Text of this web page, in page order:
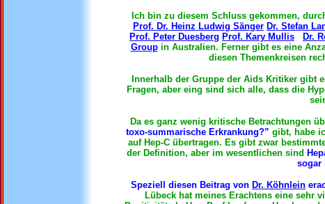
Ich bin zu diesem Schluss gekommen,
Prof. Dr. Heinz Ludwig Sänger Dr. Stefan
Prof. Peter Duesberg Prof. Kary Mullis Dr.
Groupin Australien. Ferner gibt es eine
diesen Themenkreisen
Innerhalb der Gruppe der Aids Kritiker gibt
Fragen, aber eing sind sich alle, dass die
Da es ganz wenig kritische Betrachtungen
toxo-summarische Erkrankung?” gibt, habe
auf Hep-C übertragen. Es gibt zwar
der Definition, aber im wesentlichen sind
sogar
Speziell diesen Beitrag von Dr. Köhnlein
Lübeck hat meines Erachtens eine sehr